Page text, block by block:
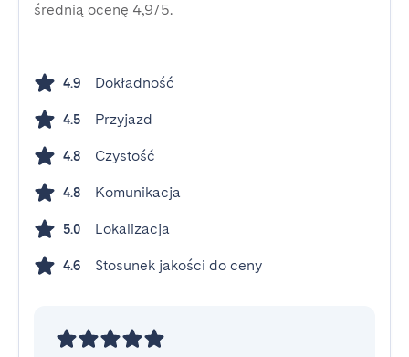
średnią ocenę 4,9/5.
4.9 Dokładność
4.5 Przyjazd
4.8 Czystość
4.8 Komunikacja
5.0 Lokalizacja
4.6 Stosunek jakości do ceny